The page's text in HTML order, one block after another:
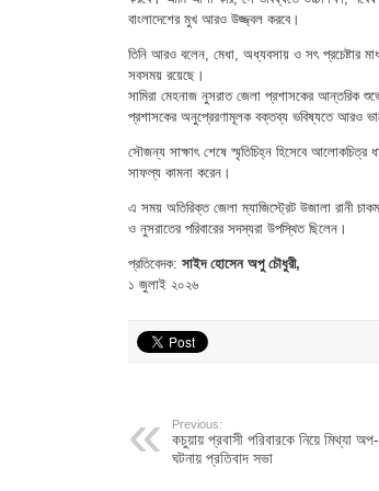
বাংলাদেশের মুখ আরও উজ্জ্বল করবে।
তিনি আরও বলেন, মেধা, অধ্যবসায় ও সৎ প্রচেষ্টার
সবসময় রয়েছে।
সামিরা মেহনাজ নুসরাত জেলা প্রশাসকের আন্তরিক
প্রশাসকের অনুপ্রেরণামূলক বক্তব্য ভবিষ্যতে আরও
সৌজন্য সাক্ষাৎ শেষে স্মৃতিচিহ্ন হিসেবে
সাফল্য কামনা করেন।
এ সময় অতিরিক্ত জেলা ম্যাজিস্ট্রেট উজালা রানী
ও নুসরাতের পরিবারের সদস্যরা উপস্থিত ছিলেন।
প্রতিবেদক: সাইদ হোসেন অপু চৌধুরী,
১ জুলাই ২০২৬
Previous:
কচুয়ায় প্রবাসী পরিবারকে নিয়ে মিথ্যা
ঘটনায় প্রতিবাদ সভা